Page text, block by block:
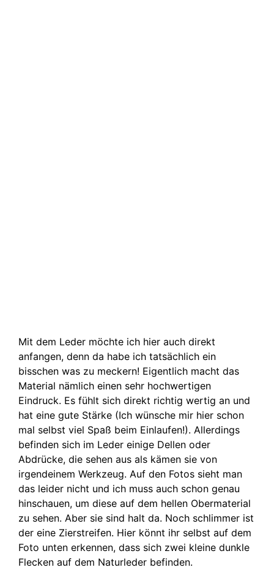
Mit dem Leder möchte ich hier auch direkt
anfangen, denn da habe ich tatsächlich ein
bisschen was zu meckern! Eigentlich macht das
Material nämlich einen sehr hochwertigen
Eindruck. Es fühlt sich direkt richtig wertig an und
hat eine gute Stärke (Ich wünsche mir hier schon
mal selbst viel Spaß beim Einlaufen!). Allerdings
befinden sich im Leder einige Dellen oder
Abdrücke, die sehen aus als kämen sie von
irgendeinem Werkzeug. Auf den Fotos sieht man
das leider nicht und ich muss auch schon genau
hinschauen, um diese auf dem hellen Obermaterial
zu sehen. Aber sie sind halt da. Noch schlimmer ist
der eine Zierstreifen. Hier könnt ihr selbst auf dem
Foto unten erkennen, dass sich zwei kleine dunkle
Flecken auf dem Naturleder befinden.